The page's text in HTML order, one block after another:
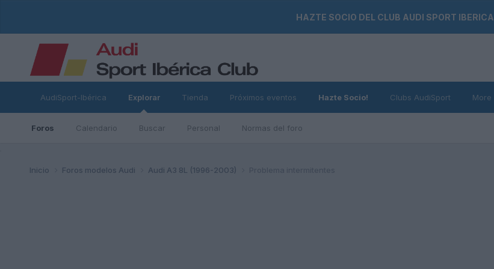
HAZTE SOCIO DEL CLUB AUDI SPORT IBERICA
AudiSport-Ibérica Explorar
Foros Calendario Buscar Personal Normas del foro
Tienda Próximos eventos Hazte Socio! Clubs AudiSport More
Inicio Foros modelos Audi Audi A3 8L (1996-2003)